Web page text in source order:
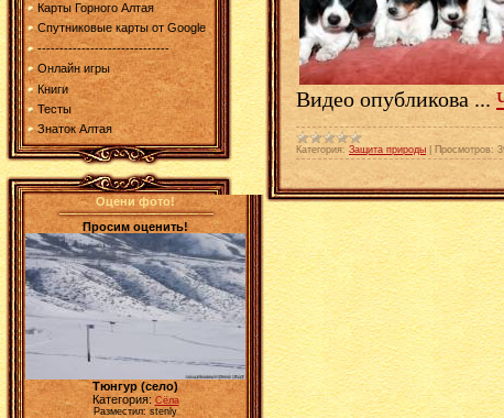
Карты Горного Алтая
Спутниковые карты от Google
------------------------------
Онлайн игры
Книги
Тесты
Знаток Алтая
Оцени фото!
Просим оценить!
Тюнгур (село)
Категория: Сёла
Разместил: stenly
Видео опубликова...
Категория: Защита природы Просмотров: